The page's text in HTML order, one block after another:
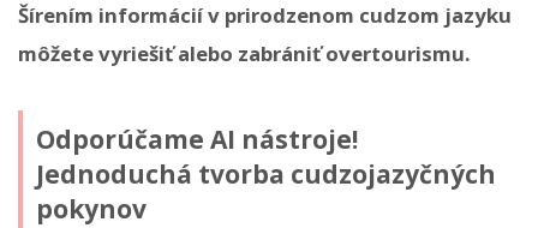
Šírením informácií v prirodzenom cudzom jazyku
môžete vyriešiť alebo zabrániť overtourismu.
Odporúčame AI nástroje!
Jednoduchá tvorba cudzojazyčných
pokynov